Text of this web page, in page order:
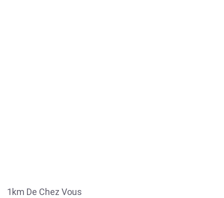
1km De Chez Vous